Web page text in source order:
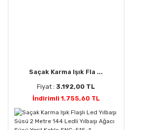
Saçak Karma Işık Fla ...
Fiyat :3.192,00 TL
İndirimli 1.755,60 TL